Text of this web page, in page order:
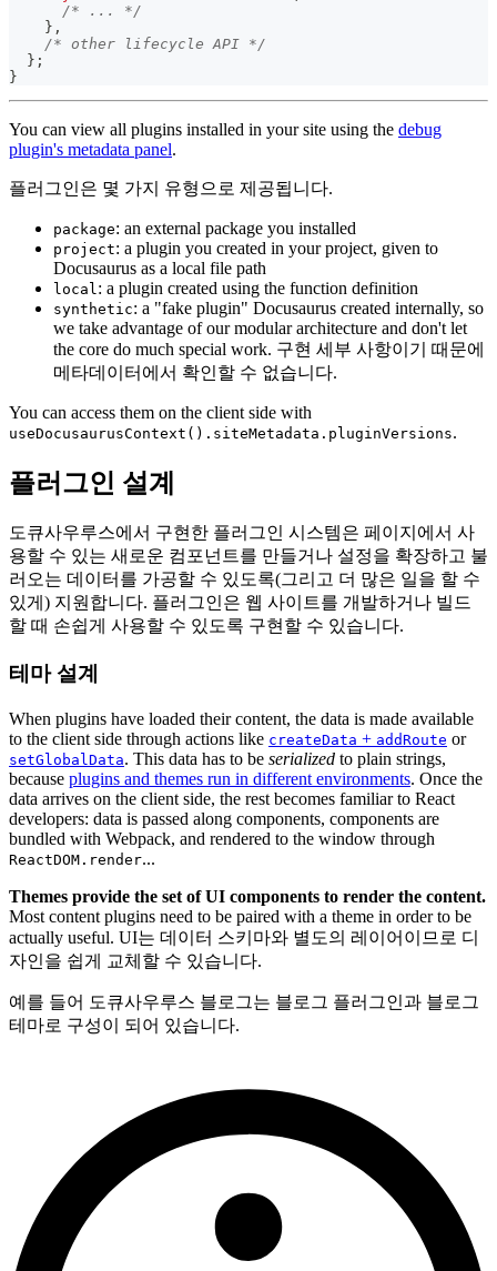
/* ... */
} ,
/* other lifecycle API */
} ;
}
You can view all plugins installed in your site using the debug
plugin's metadata panel.
플러그인은 몇 가지 유형으로 제공됩니다.
package: an external package you installed
project: a plugin you created in your project, given to
Docusaurus as a local file path
local : a plugin created using the function definition
synthetic: a "fake plugin" Docusaurus created internally, so
we take advantage of our modular architecture and don't let
the core do much special work. 구현 세부 사항이기 때문에
메타데이터에서 확인할 수 없습니다.
You can access them on the client side with
useDocusaurusContext().siteMetadata.pluginVersions.
플러그인 설계
도큐사우루스에서 구현한 플러그인 시스템은 페이지에서 사
용할 수 있는 새로운 컴포넌트를 만들거나 설정을 확장하고 불
러오는 데이터를 가공할 수 있도록(그리고 더 많은 일을 할 수
있게) 지원합니다. 플러그인은 웹 사이트를 개발하거나 빌드
할 때 손쉽게 사용할 수 있도록 구현할 수 있습니다.
테마 설계
When plugins have loaded their content, the data is made available
to the client side through actions like createData + addRoute or
setGlobalData. This data has to be serialized to plain strings,
because plugins and themes run in different environments. Once the
data arrives on the client side, the rest becomes familiar to React
developers: data is passed along components, components are
bundled with Webpack, and rendered to the window through
ReactDOM.render...
Themes provide the set of UI components to render the content.
Most content plugins need to be paired with a theme in order to be
actually useful. UI는 데이터 스키마와 별도의 레이어이므로 디
자인을 쉽게 교체할 수 있습니다.
예를 들어 도큐사우루스 블로그는 블로그 플러그인과 블로그
테마로 구성이 되어 있습니다.